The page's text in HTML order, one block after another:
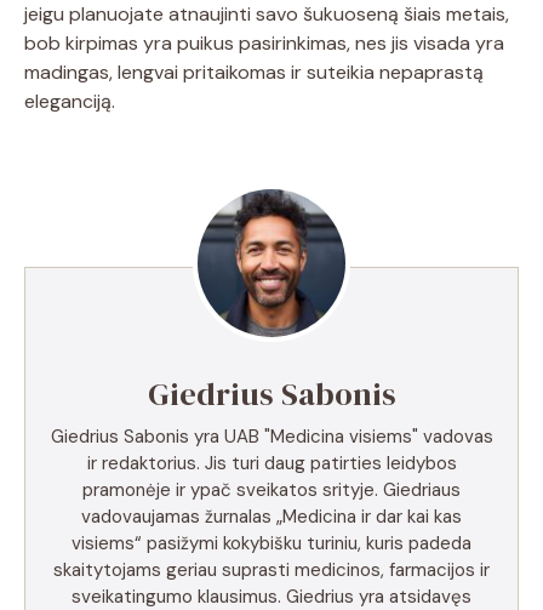
jeigu planuojate atnaujinti savo šukuoseną šiais metais,
bob kirpimas yra puikus pasirinkimas, nes jis visada yra
madingas, lengvai pritaikomas ir suteikia nepaprastą
eleganciją.
Giedrius Sabonis
Giedrius Sabonis yra UAB "Medicina visiems" vadovas
ir redaktorius. Jis turi daug patirties leidybos
pramonėje ir ypač sveikatos srityje. Giedriaus
vadovaujamas žurnalas „Medicina ir dar kai kas
visiems“ pasižymi kokybišku turiniu, kuris padeda
skaitytojams geriau suprasti medicinos, farmacijos ir
sveikatingumo klausimus. Giedrius yra atsidavęs